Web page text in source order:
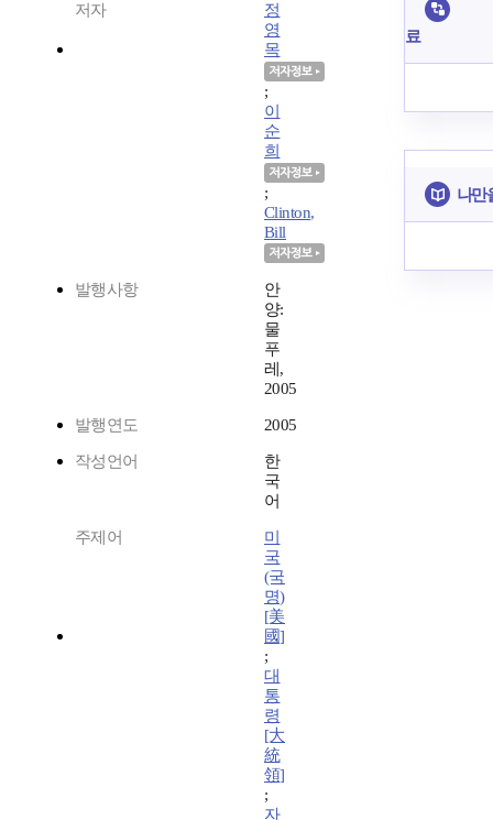
저자
정
영
목
;
이
순
희
;
Clinton,
Bill
발행사항
안
양:
물
푸
레,
2005
발행연도 2005
작성언어
한
국
어
주제어
미
국
(국
명)
[美
國]
;
대
통
령
[大
統
領]
;
자
료
나만